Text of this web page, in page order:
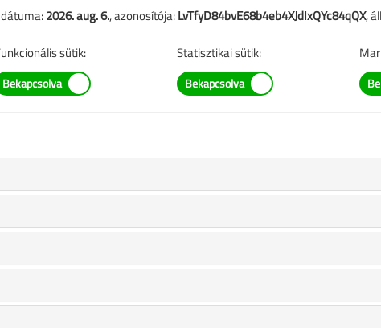
TARTALOM
fejlesztésére
információk mára aktualitásukat veszíthették, valamint a
Ez a
2026. aug. 6., azonosítója:LvTfyD84bvE68b4eb4XJdIxQYc84qQX,
sütik: Statisztikai sütik: